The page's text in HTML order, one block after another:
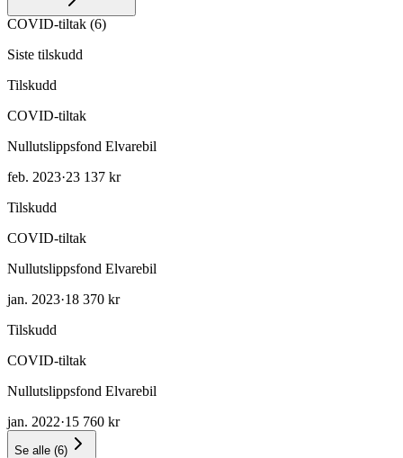
COVID-tiltak (6)
Siste tilskudd
Tilskudd
COVID-tiltak
Nullutslippsfond Elvarebil
feb. 2023·23 137 kr
Tilskudd
COVID-tiltak
Nullutslippsfond Elvarebil
jan. 2023·18 370 kr
Tilskudd
COVID-tiltak
Nullutslippsfond Elvarebil
jan. 2022·15 760 kr
Se alle (6)